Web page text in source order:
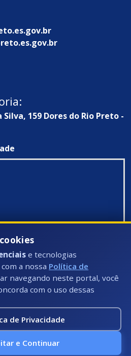
159 Dores do Rio Preto -
Reservados ©: 2026
e tecnologias
a nossa Política de
navegando neste portal, você
com o uso dessas
de Privacidade
e Continuar